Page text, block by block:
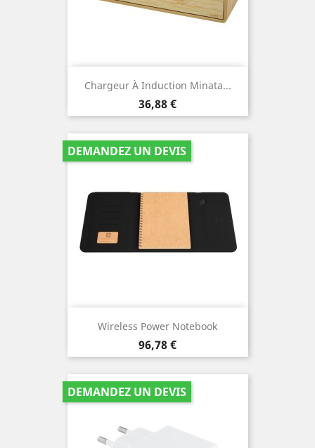
Chargeur À Induction Minata...
Prix
36,88 €
Wireless Power Notebook
Prix
96,78 €
DEMANDEZ UN DEVIS
DEMANDEZ UN DEVIS